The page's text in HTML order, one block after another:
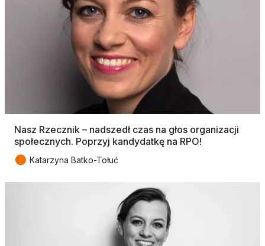
Nasz Rzecznik – nadszedł czas na głos organizacji
społecznych. Poprzyj kandydatkę na RPO!
● Katarzyna Batko-Tołuć